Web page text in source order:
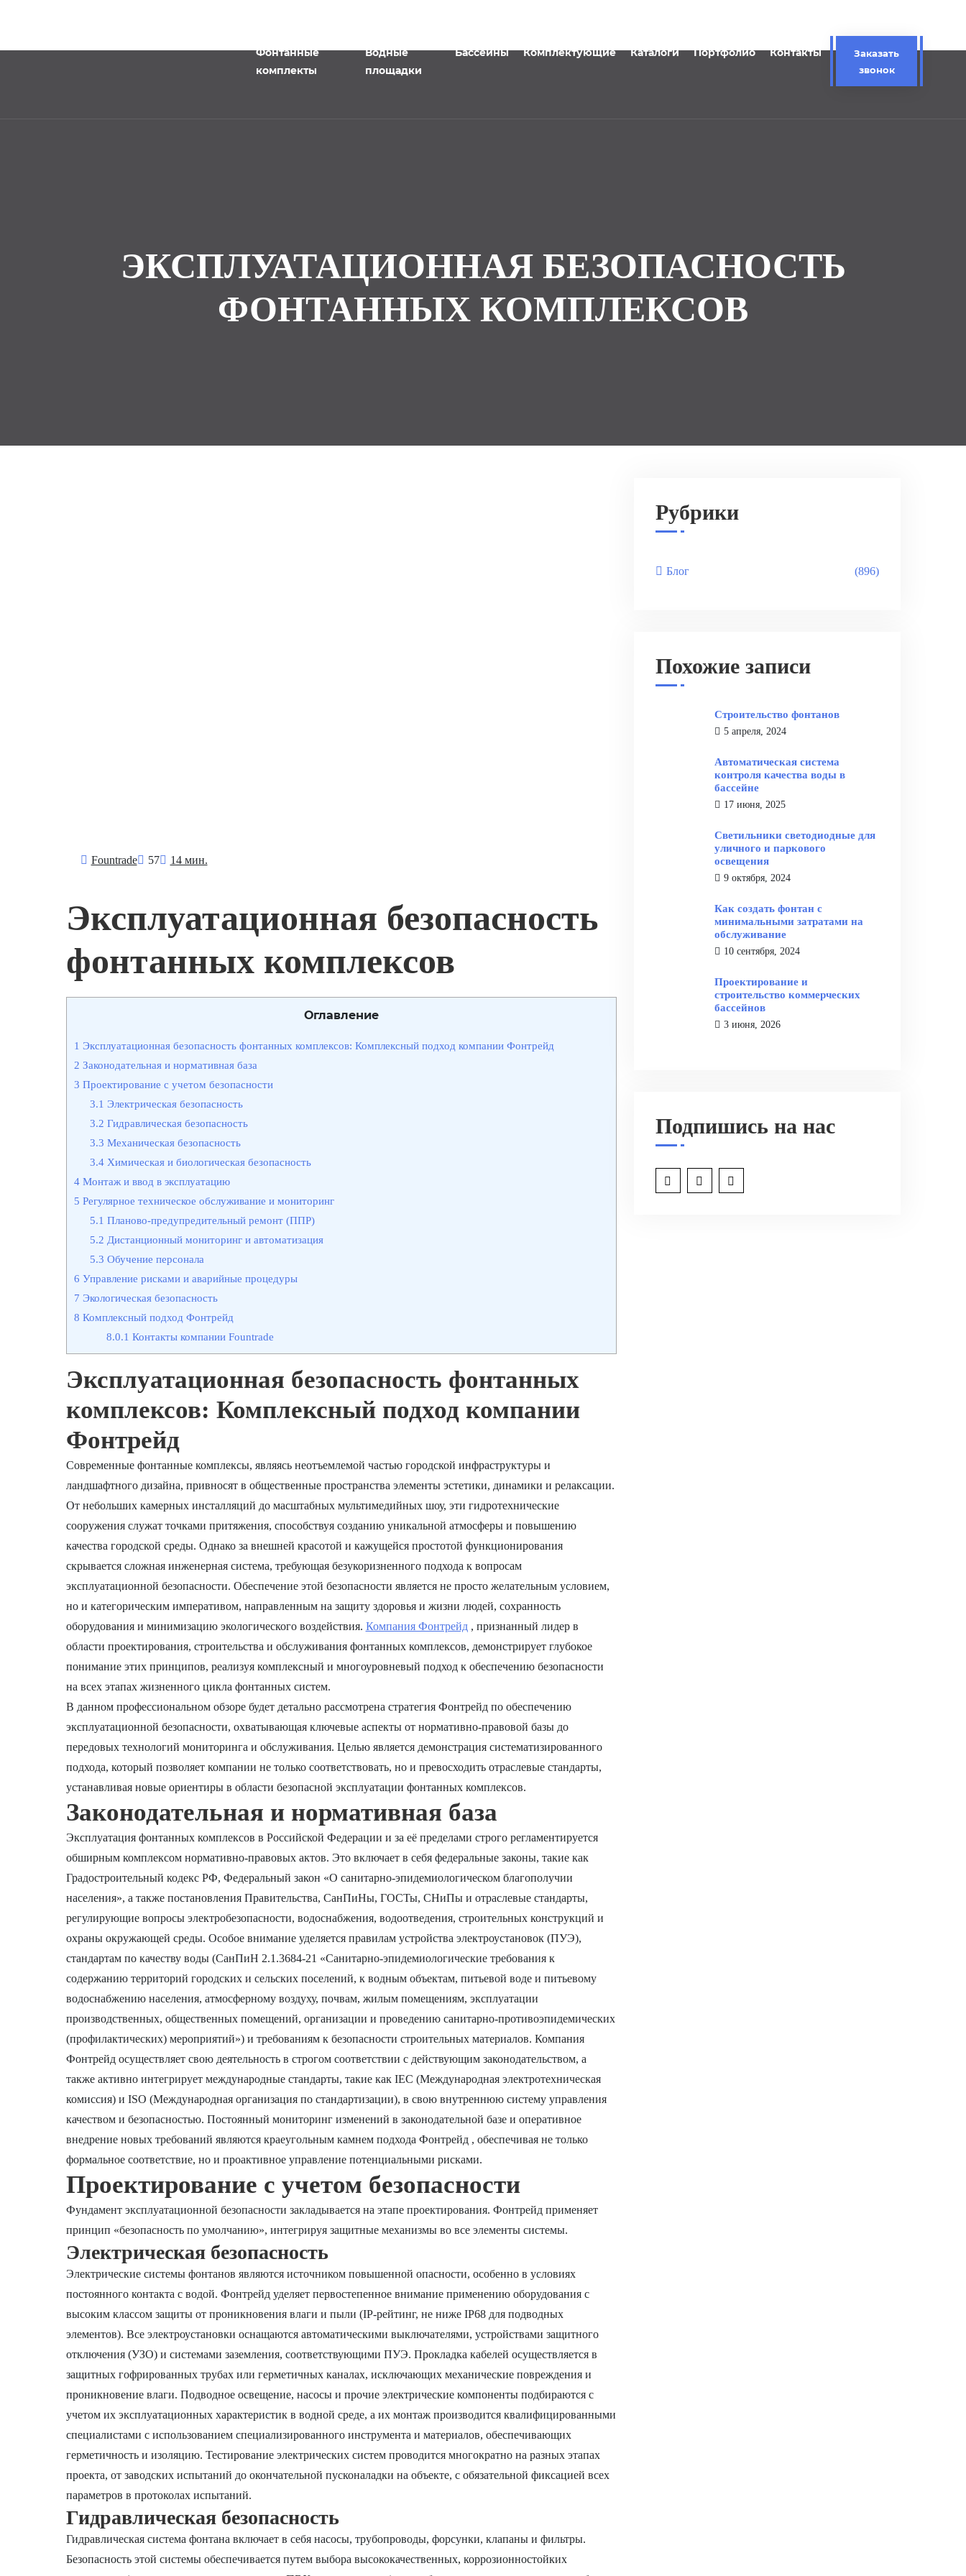
Фонтанные
комплекты
Водные
площадки
Бассейны Комплектующие Каталоги Портфолио Контакты
Заказать
звонок
ЭКСПЛУАТАЦИОННАЯ БЕЗОПАСНОСТЬ
ФОНТАННЫХ КОМПЛЕКСОВ
Fоuntrade 57 14 мин.
Эксплуатационная безопасность
фонтанных комплексов
Оглавление
1 Эксплуатационная безопасность фонтанных комплексов: Комплексный подход компании Фонтрейд
2 Законодательная и нормативная база
3 Проектирование с учетом безопасности
3.1 Электрическая безопасность
3.2 Гидравлическая безопасность
3.3 Механическая безопасность
3.4 Химическая и биологическая безопасность
4Монтаж и ввод в эксплуатацию
5 Регулярное техническое обслуживание и мониторинг
5.1 Планово-предупредительный ремонт (ППР)
5.2 Дистанционный мониторинг и автоматизация
5.3 Обучение персонала
6 Управление рисками и аварийные процедуры
7 Экологическая безопасность
8 Комплексный подход Фонтрейд
8.0.1 Контакты компании Fountrade
Эксплуатационная безопасность фонтанных
комплексов: Комплексный подход компании
Фонтрейд
Современные фонтанные комплексы, являясь неотъемлемой частью городской инфраструктуры и
ландшафтного дизайна, привносят в общественные пространства элементы эстетики, динамики и релаксации.
От небольших камерных инсталляций до масштабных мультимедийных шоу, эти гидротехнические
сооружения служат точками притяжения, способствуя созданию уникальной атмосферы и повышению
качества городской среды. Однако за внешней красотой и кажущейся простотой функционирования
скрывается сложная инженерная система, требующая безукоризненного подхода к вопросам
эксплуатационной безопасности. Обеспечение этой безопасности является не просто желательным условием,
но и категорическим императивом, направленным на защиту здоровья и жизни людей, сохранность
оборудования и минимизацию экологического воздействия. Компания Фонтрейд, признанный лидер в
области проектирования, строительства и обслуживания фонтанных комплексов, демонстрирует глубокое
понимание этих принципов, реализуя комплексный и многоуровневый подход к обеспечению безопасности
на всех этапах жизненного цикла фонтанных систем.
В данном профессиональном обзоре будет детально рассмотрена стратегия Фонтрейд по обеспечению
эксплуатационной безопасности, охватывающая ключевые аспекты от нормативно-правовой базы до
передовых технологий мониторинга и обслуживания. Целью является демонстрация систематизированного
подхода, который позволяет компании не только соответствовать, но и превосходить отраслевые стандарты,
устанавливая новые ориентиры в области безопасной эксплуатации фонтанных комплексов.
Законодательная и нормативная база
Эксплуатация фонтанных комплексов в Российской Федерации и за её пределами строго регламентируется
обширным комплексом нормативно-правовых актов. Это включает в себя федеральные законы, такие как
Градостроительный кодекс РФ, Федеральный закон «О санитарно-эпидемиологическом благополучии
населения», а также постановления Правительства, СанПиНы, ГОСТы, СНиПы и отраслевые стандарты,
регулирующие вопросы электробезопасности, водоснабжения, водоотведения, строительных конструкций и
охраны окружающей среды. Особое внимание уделяется правилам устройства электроустановок (ПУЭ),
стандартам по качеству воды (СанПиН 2.1.3684-21 «Санитарно-эпидемиологические требования к
содержанию территорий городских и сельских поселений, к водным объектам, питьевой воде и питьевому
водоснабжению населения, атмосферному воздуху, почвам, жилым помещениям, эксплуатации
производственных, общественных помещений, организации и проведению санитарно-противоэпидемических
(профилактических) мероприятий») и требованиям к безопасности строительных материалов. Компания
Фонтрейд осуществляет свою деятельность в строгом соответствии с действующим законодательством, а
также активно интегрирует международные стандарты, такие как IEC (Международная электротехническая
комиссия) и ISO (Международная организация по стандартизации), в свою внутреннюю систему управления
качеством и безопасностью. Постоянный мониторинг изменений в законодательной базе и оперативное
внедрение новых требований являются краеугольным камнем подхода Фонтрейд , обеспечивая не только
формальное соответствие, но и проактивное управление потенциальными рисками.
Проектирование с учетом безопасности
Фундамент эксплуатационной безопасности закладывается на этапе проектирования. Фонтрейд применяет
принцип «безопасность по умолчанию», интегрируя защитные механизмы во все элементы системы.
Электрическая безопасность
Электрические системы фонтанов являются источником повышенной опасности, особенно в условиях
постоянного контакта с водой. Фонтрейд уделяет первостепенное внимание применению оборудования с
высоким классом защиты от проникновения влаги и пыли (IP-рейтинг, не ниже IP68 для подводных
элементов). Все электроустановки оснащаются автоматическими выключателями, устройствами защитного
отключения (УЗО) и системами заземления, соответствующими ПУЭ. Прокладка кабелей осуществляется в
защитных гофрированных трубах или герметичных каналах, исключающих механические повреждения и
проникновение влаги. Подводное освещение, насосы и прочие электрические компоненты подбираются с
учетом их эксплуатационных характеристик в водной среде, а их монтаж производится квалифицированными
специалистами с использованием специализированного инструмента и материалов, обеспечивающих
герметичность и изоляцию. Тестирование электрических систем проводится многократно на разных этапах
проекта, от заводских испытаний до окончательной пусконаладки на объекте, с обязательной фиксацией всех
параметров в протоколах испытаний.
Гидравлическая безопасность
Гидравлическая система фонтана включает в себя насосы, трубопроводы, форсунки, клапаны и фильтры.
Безопасность этой системы обеспечивается путем выбора высококачественных, коррозионностойких
Рубрики
Блог (896)
Похожие записи
Строительство фонтанов
5 апреля, 2024
Автоматическая система
контроля качества воды в
бассейне
17 июня, 2025
Светильники светодиодные для
уличного и паркового
освещения
9 октября, 2024
Как создать фонтан с
минимальными затратами на
обслуживание
10 сентября, 2024
Проектирование и
строительство коммерческих
бассейнов
3 июня, 2026
Подпишись на нас